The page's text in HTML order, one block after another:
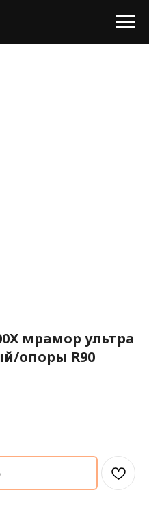
мрамор ультра
опоры R90